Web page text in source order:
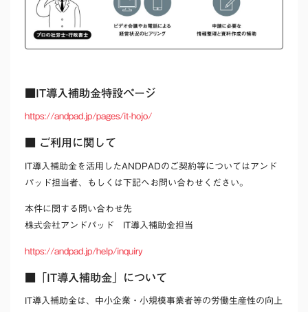
■IT導入補助金特設ページ
https://andpad.jp/pages/it-hojo/
■ ご利用に関して
IT導入補助金を活用したANDPADのご契約等についてはアンド
パッド担当者、もしくは下記へお問い合わせください。
本件に関する問い合わせ先
株式会社アンドパッド IT導入補助金担当
https://andpad.jp/help/inquiry
■「IT導入補助金」について
IT導入補助金は、中小企業・小規模事業者等の労働生産性の向上